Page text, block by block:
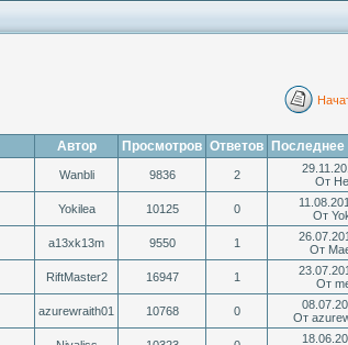
Автор Просмотров Ответов
Wanbli 9836 2
От
Yokilea 10125 0
От
a13xk13m 9550 1
От
RiftMaster2 16947 1
От
azurewraith01 10768 0
От